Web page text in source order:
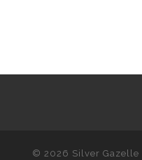
© 2026 Silver Gazelle